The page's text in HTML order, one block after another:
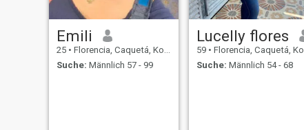
Emili
25 • Florencia, Caquetá, Kolumbien
Suche: Männlich 57 - 99
Lucelly flores
59 • Florencia, Caquetá, Kolumbien
Suche: Männlich 54 - 68